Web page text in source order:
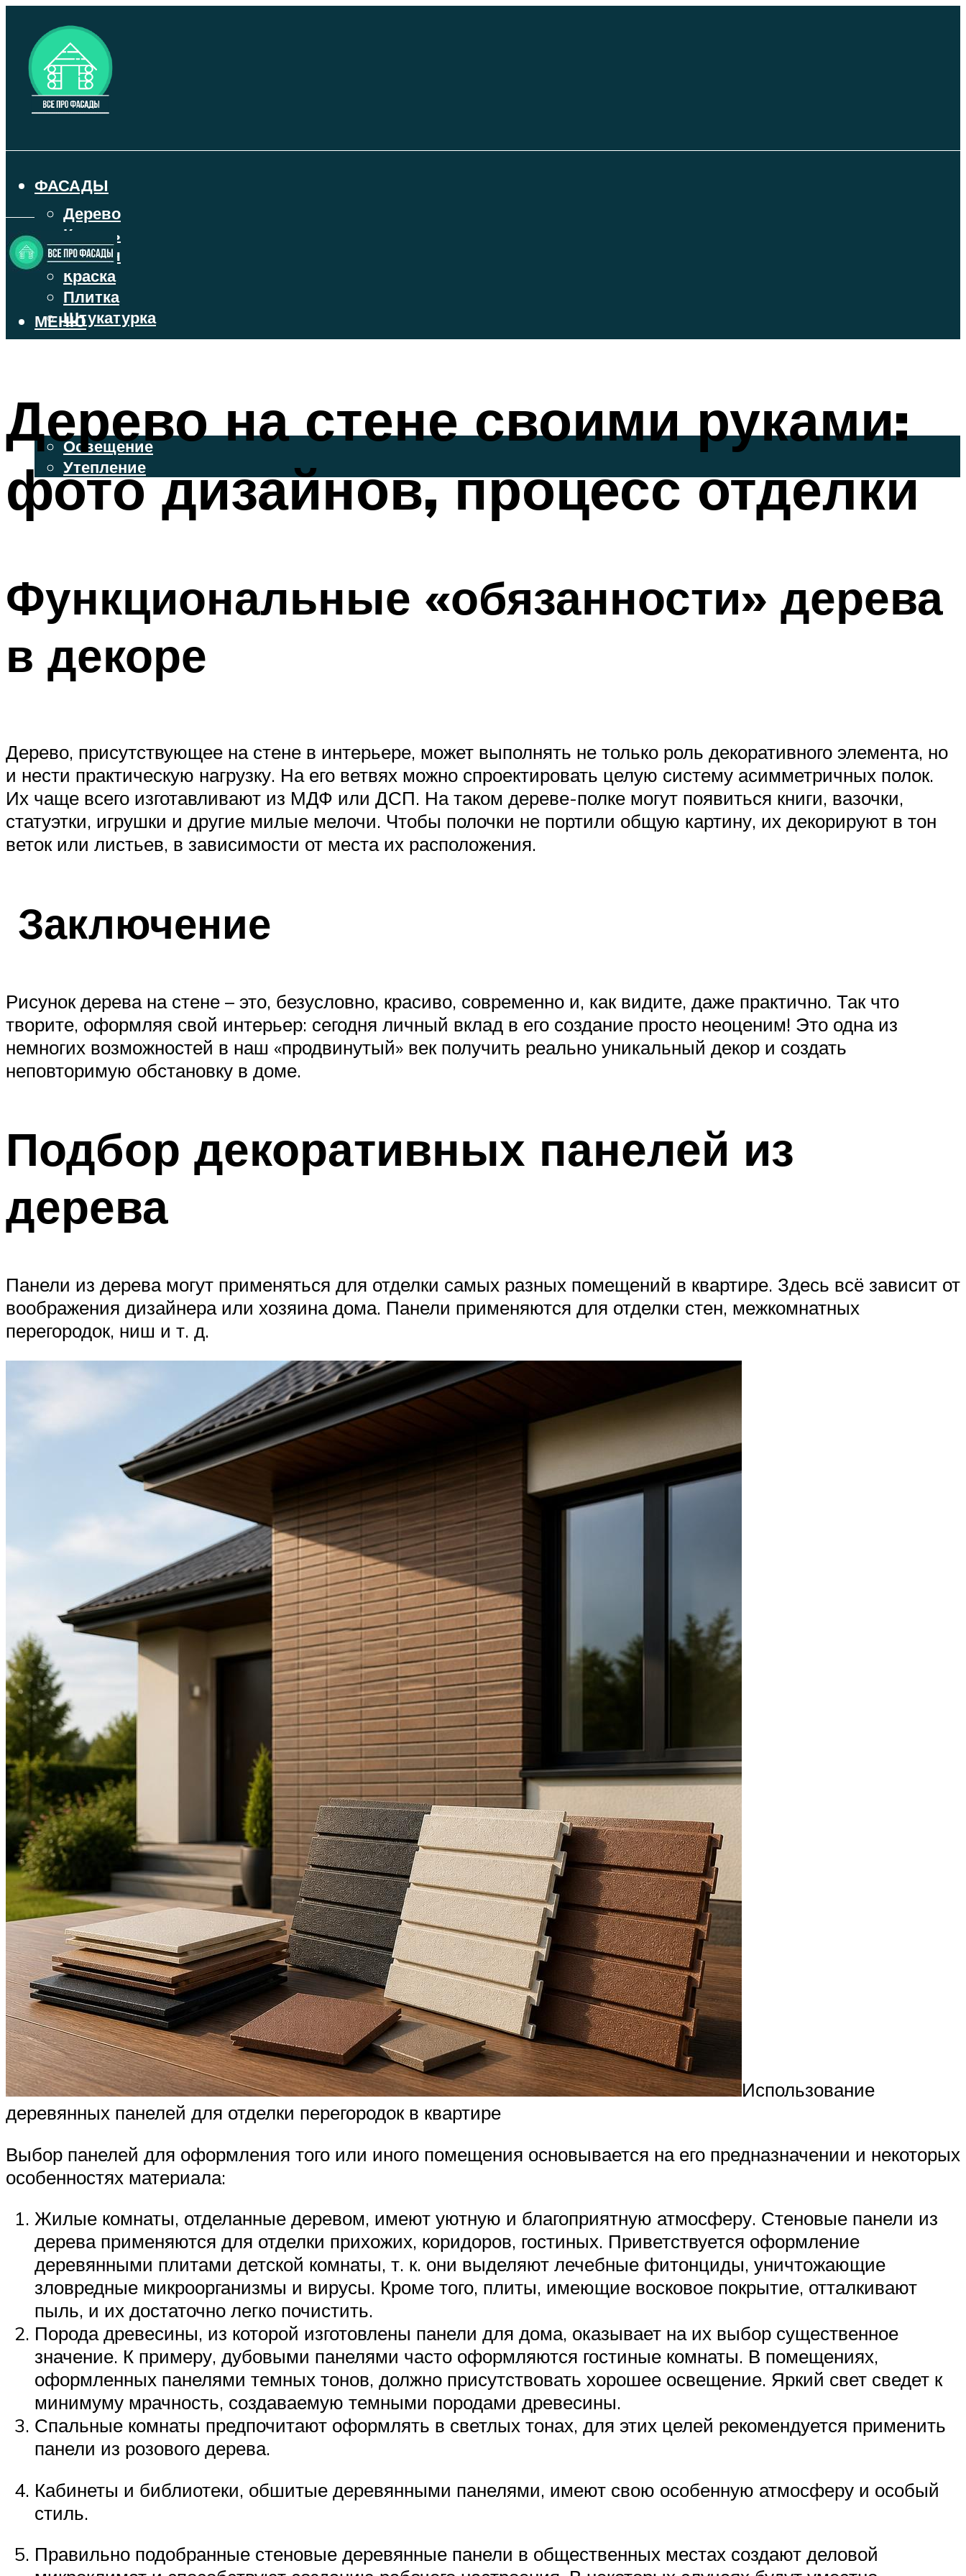
ФАСАДЫ
Дерево
Камень
Кирпич
Краска
Плитка
Штукатурка
ВЕНТИЛИРУЕМЫЕ ФАСАДЫ
ОСВЕЩЕНИЕ И УТЕПЛЕНИЕ
Освещение
Утепление
ДЕКОР
МЕНЮ
Дерево на стене своими руками:
фото дизайнов, процесс отделки
Функциональные «обязанности» дерева
в декоре
Дерево, присутствующее на стене в интерьере, может выполнять не только роль декоративного элемента, но
и нести практическую нагрузку. На его ветвях можно спроектировать целую систему асимметричных полок.
Их чаще всего изготавливают из МДФ или ДСП. На таком дереве-полке могут появиться книги, вазочки,
статуэтки, игрушки и другие милые мелочи. Чтобы полочки не портили общую картину, их декорируют в тон
веток или листьев, в зависимости от места их расположения.
Заключение
Рисунок дерева на стене – это, безусловно, красиво, современно и, как видите, даже практично. Так что
творите, оформляя свой интерьер: сегодня личный вклад в его создание просто неоценим! Это одна из
немногих возможностей в наш «продвинутый» век получить реально уникальный декор и создать
неповторимую обстановку в доме.
Подбор декоративных панелей из
дерева
Панели из дерева могут применяться для отделки самых разных помещений в квартире. Здесь всё зависит от
воображения дизайнера или хозяина дома. Панели применяются для отделки стен, межкомнатных
перегородок, ниш и т. д.
Использование
деревянных панелей для отделки перегородок в квартире
Выбор панелей для оформления того или иного помещения основывается на его предназначении и некоторых
особенностях материала:
Жилые комнаты, отделанные деревом, имеют уютную и благоприятную атмосферу. Стеновые панели из
дерева применяются для отделки прихожих, коридоров, гостиных. Приветствуется оформление
деревянными плитами детской комнаты, т. к. они выделяют лечебные фитонциды, уничтожающие
зловредные микроорганизмы и вирусы. Кроме того, плиты, имеющие восковое покрытие, отталкивают
пыль, и их достаточно легко почистить.
Порода древесины, из которой изготовлены панели для дома, оказывает на их выбор существенное
значение. К примеру, дубовыми панелями часто оформляются гостиные комнаты. В помещениях,
оформленных панелями темных тонов, должно присутствовать хорошее освещение. Яркий свет сведет к
минимуму мрачность, создаваемую темными породами древесины.
Спальные комнаты предпочитают оформлять в светлых тонах, для этих целей рекомендуется применить
панели из розового дерева.
Кабинеты и библиотеки, обшитые деревянными панелями, имеют свою особенную атмосферу и особый
стиль.
Правильно подобранные стеновые деревянные панели в общественных местах создают деловой